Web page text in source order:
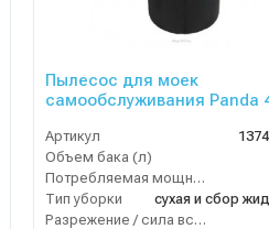
Пылесос для моек
самообслуживания Panda
Артикул
Объем бака (л)
Потребляемая мощность (кВт)
Тип уборки
Разрежение / сила всасывания (мбар)